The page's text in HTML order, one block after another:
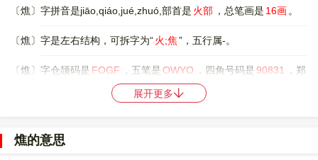
〔燋〕字拼音是jiāo,qiáo,jué,zhuó,部首是 火部 ，总笔画是 16画 。
〔燋〕字是左右结构，可拆字为“火;焦”，五行属-。
〔燋〕字仓颉码是 FOGF ，五笔是OWYO ，四角号码是90831
，郑
，中文电码是8761，。
000071CB，UTF-8：E7 87 8B。
展开更多
燋的意思